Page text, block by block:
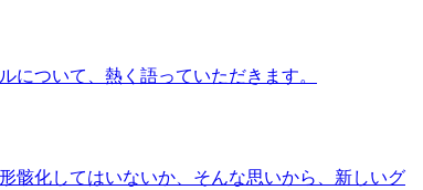
ついて、熱く語っていただきます。
骸化してはいないか、そんな思いから、新しいグ